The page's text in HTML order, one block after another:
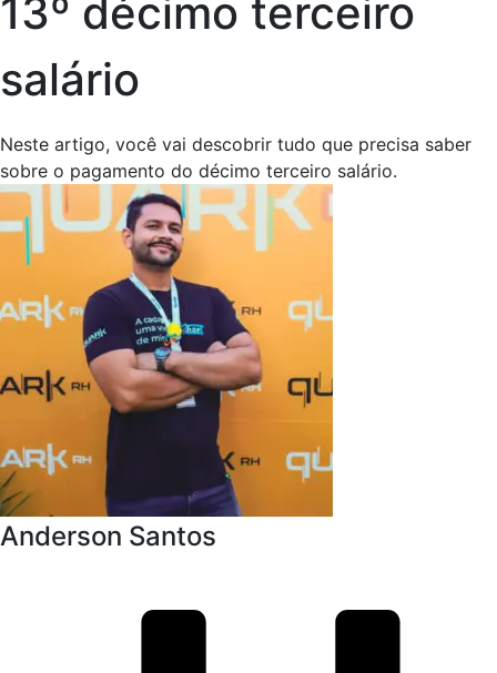
13º décimo terceiro
salário
Neste artigo, você vai descobrir tudo que precisa saber
sobre o pagamento do décimo terceiro salário.
Anderson Santos